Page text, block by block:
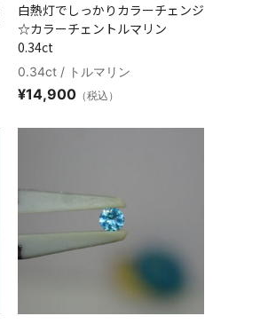
白熱灯でしっかりカラーチェンジ
☆カラーチェントルマリン
0.34ct
0.34ct / トルマリン
¥14,900 （税込）